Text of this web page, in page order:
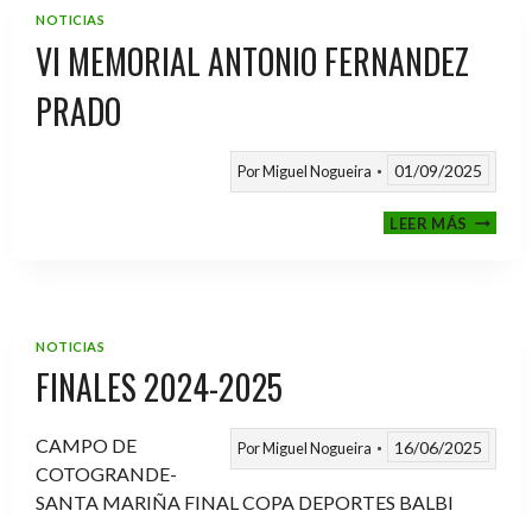
NOTICIAS
VI MEMORIAL ANTONIO FERNANDEZ
PRADO
PorMiguel Nogueira 01/09/2025
LEER MÁSVI
NOTICIAS
FINALES 2024-2025
PorMiguel Nogueira 16/06/2025
CAMPO DE
COTOGRANDE-
SANTA MARIÑA FINAL COPA DEPORTES BALBI